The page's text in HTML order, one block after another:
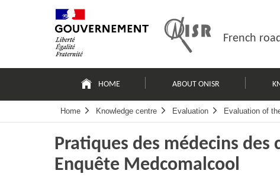
French
principale
HOME ABOUT ONISR
Home Knowledge centre Evaluation Evaluation of
Pratiques des médecins des
Enquête Medcomalcool